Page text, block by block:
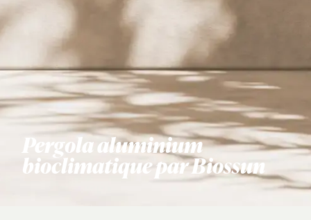
Pergola aluminium
bioclimatique par Biossun